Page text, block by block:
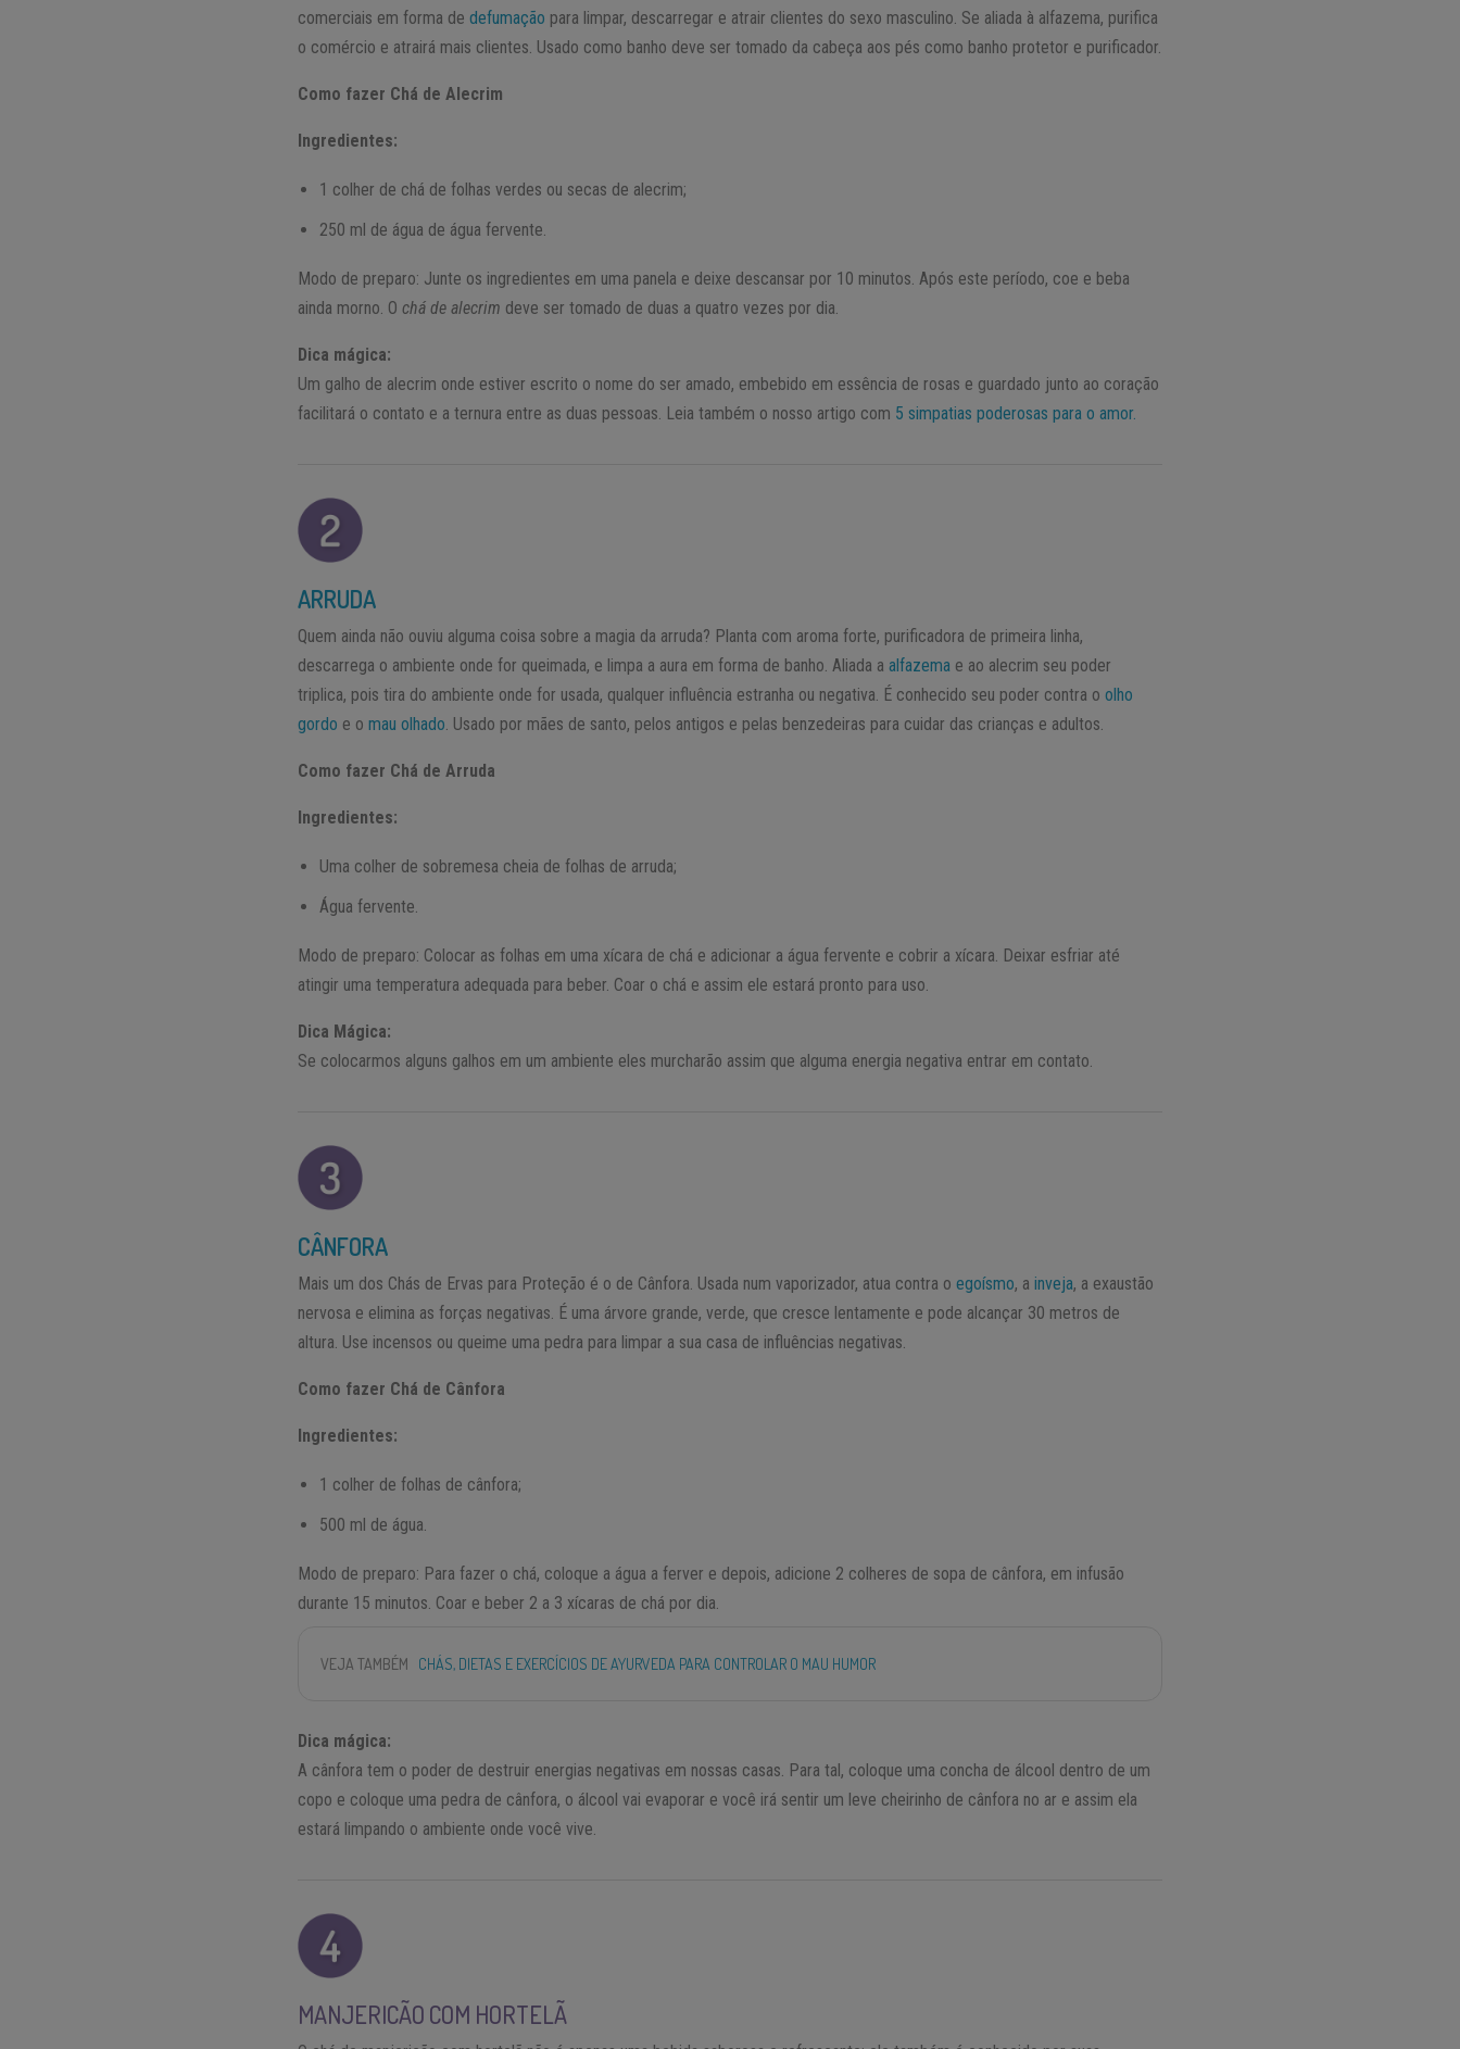
comerciais em forma dedefumação para limpar, descarregar e atrair clientes do sexo masculino. Se aliada à alfazema, purifica
o comércio e atrairá mais clientes. Usado como banho deve ser tomado da cabeça aos pés como banho protetor e purificador.
Como fazer Chá de Alecrim
Ingredientes:
1 colher de chá de folhas verdes ou secas de alecrim;
250 ml de água de água fervente.
Modo de preparo: Junte os ingredientes em uma panela e deixe descansar por 10 minutos. Após este período, coe e beba
ainda morno. Ochá de alecrim deve ser tomado de duas a quatro vezes por dia.
Dica mágica:
Um galho de alecrim onde estiver escrito o nome do ser amado, embebido em essência de rosas e guardado junto ao coração
facilitará o contato e a ternura entre as duas pessoas. Leia também o nosso artigo com 5 simpatias poderosas para o amor.
ARRUDA
Quem ainda não ouviu alguma coisa sobre a magia da arruda? Planta com aroma forte, purificadora de primeira linha,
descarrega o ambiente onde for queimada, e limpa a aura em forma de banho. Aliada aalfazema e ao alecrim seu poder
triplica, pois tira do ambiente onde for usada, qualquer influência estranha ou negativa. É conhecido seu poder contra oolho
gordo e omau olhado. Usado por mães de santo, pelos antigos e pelas benzedeiras para cuidar das crianças e adultos.
Como fazer Chá de Arruda
Ingredientes:
Uma colher de sobremesa cheia de folhas de arruda;
Água fervente.
Modo de preparo: Colocar as folhas em uma xícara de chá e adicionar a água fervente e cobrir a xícara. Deixar esfriar até
atingir uma temperatura adequada para beber. Coar o chá e assim ele estará pronto para uso.
Dica Mágica:
Se colocarmos alguns galhos em um ambiente eles murcharão assim que alguma energia negativa entrar em contato.
CÂNFORA
Mais um dos Chás de Ervas para Proteção é o de Cânfora. Usada num vaporizador, atua contra oegoísmo, ainveja, a exaustão
nervosa e elimina as forças negativas. É uma árvore grande, verde, que cresce lentamente e pode alcançar 30 metros de
altura. Use incensos ou queime uma pedra para limpar a sua casa de influências negativas.
Como fazer Chá de Cânfora
Ingredientes:
1 colher de folhas de cânfora;
500 ml de água.
Modo de preparo: Para fazer o chá, coloque a água a ferver e depois, adicione 2 colheres de sopa de cânfora, em infusão
durante 15 minutos. Coar e beber 2 a 3 xícaras de chá por dia.
VEJA TAMBÉM CHÁS, DIETAS E EXERCÍCIOS DE AYURVEDA PARA CONTROLAR O MAU HUMOR
Dica mágica:
A cânfora tem o poder de destruir energias negativas em nossas casas. Para tal, coloque uma concha de álcool dentro de um
copo e coloque uma pedra de cânfora, o álcool vai evaporar e você irá sentir um leve cheirinho de cânfora no ar e assim ela
estará limpando o ambiente onde você vive.
MANJERICÃO COM HORTELÃ